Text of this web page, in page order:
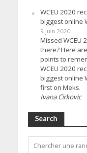
WCEU 2020
biggest online
9 juin 2020
Missed WCEU
there? Here
points to
WCEU 2020
biggest online
first on Meks.
Ivana Cirkovic
Search